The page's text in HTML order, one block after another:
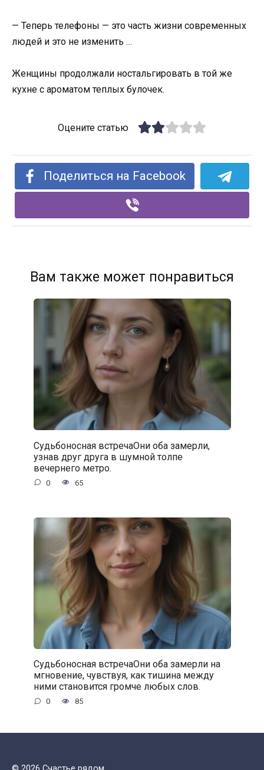
— Теперь телефоны — это часть жизни современных
людей и это не изменить …
Женщины продолжали ностальгировать в той же
кухне с ароматом теплых булочек.
Оцените статью
Поделиться на Facebook
Вам также может понравиться
Судьбоносная встречаОни оба замерли,
узнав друг друга в шумной толпе
вечернего метро.
0 65
Судьбоносная встречаОни оба замерли на
мгновение, чувствуя, как тишина между
ними становится громче любых слов.
0 85